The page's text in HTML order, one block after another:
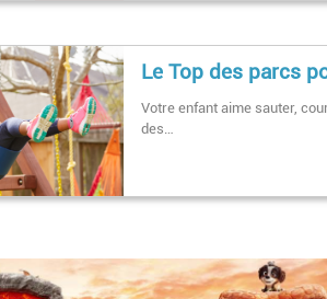
Le Top des parcs
Votre enfant aime sauter,
des…